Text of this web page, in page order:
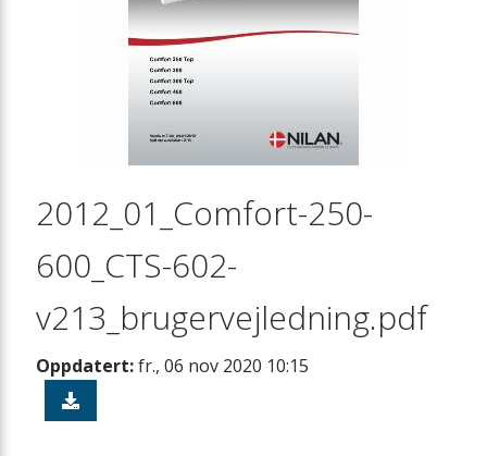
2012_01_Comfort-250-
600_CTS-602-
v213_brugervejledning.pdf
Oppdatert:fr., 06 nov 2020 10:15